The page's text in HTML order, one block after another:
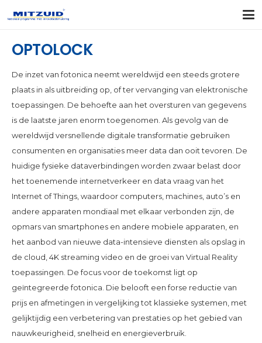
OPTOLOCK
De inzet van fotonica neemt wereldwijd een steeds grotere
plaats in als uitbreiding op, of ter vervanging van elektronische
toepassingen. De behoefte aan het oversturen van gegevens
is de laatste jaren enorm toegenomen. Als gevolg van de
wereldwijd versnellende digitale transformatie gebruiken
consumenten en organisaties meer data dan ooit tevoren. De
huidige fysieke dataverbindingen worden zwaar belast door
het toenemende internetverkeer en data vraag van het
Internet of Things, waardoor computers, machines, auto’s en
andere apparaten mondiaal met elkaar verbonden zijn, de
opmars van smartphones en andere mobiele apparaten, en
het aanbod van nieuwe data-intensieve diensten als opslag in
de cloud, 4K streaming video en de groei van Virtual Reality
toepassingen. De focus voor de toekomst ligt op
geïntegreerde fotonica. Die belooft een forse reductie van
prijs en afmetingen in vergelijking tot klassieke systemen, met
gelijktijdig een verbetering van prestaties op het gebied van
nauwkeurigheid, snelheid en energieverbruik.